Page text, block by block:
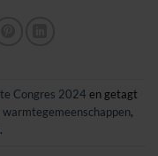
Congres 2024 en getagt
warmtegemeenschappen,
.